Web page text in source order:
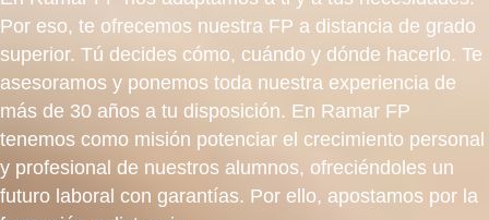
Por eso, te ofrecemos nuestra FP a distancia de grado
superior. Tú decides cómo, cuándo y dónde hacerlo. Te
asesoramos y ponemos toda nuestra experiencia de
más de 30 años a tu disposición. En Ramar FP
tenemos como misión potenciar el crecimiento personal
y profesional de nuestros alumnos, ofreciéndoles un
futuro laboral con garantías. Por ello, apostamos por la